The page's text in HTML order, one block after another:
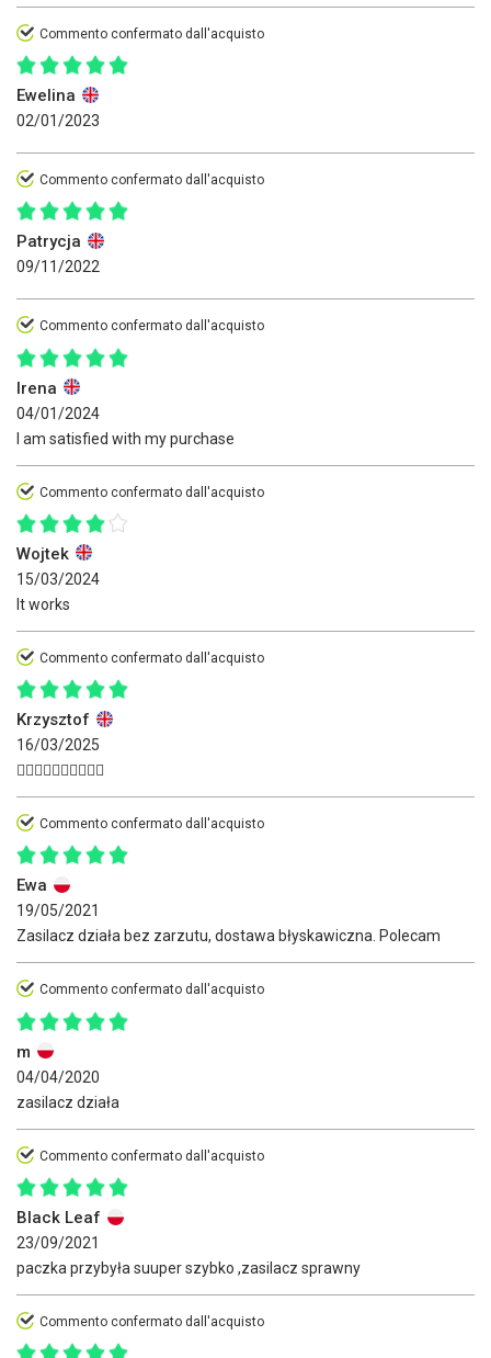
Commento confermato dall'acquisto
Ewelina
02/01/2023
Commento confermato dall'acquisto
Patrycja
09/11/2022
Commento confermato dall'acquisto
Irena
04/01/2024
I am satisfied with my purchase
Commento confermato dall'acquisto
Wojtek
15/03/2024
It works
Commento confermato dall'acquisto
Krzysztof
16/03/2025
👍🏽🤪🤪👋🏽👋🏽👋🏽
Commento confermato dall'acquisto
Ewa
19/05/2021
Zasilacz działa bez zarzutu, dostawa błyskawiczna. Polecam
Commento confermato dall'acquisto
m
04/04/2020
zasilacz działa
Commento confermato dall'acquisto
Black Leaf
23/09/2021
paczka przybyła suuper szybko ,zasilacz sprawny
Commento confermato dall'acquisto